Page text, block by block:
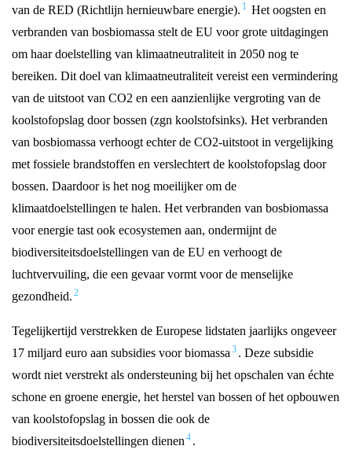
van de RED (Richtlijn hernieuwbare energie). 1 Het oogsten en
verbranden van bosbiomassa stelt de EU voor grote uitdagingen
om haar doelstelling van klimaatneutraliteit in 2050 nog te
bereiken. Dit doel van klimaatneutraliteit vereist een vermindering
van de uitstoot van CO2 en een aanzienlijke vergroting van de
koolstofopslag door bossen (zgn koolstofsinks). Het verbranden
van bosbiomassa verhoogt echter de CO2-uitstoot in vergelijking
met fossiele brandstoffen en verslechtert de koolstofopslag door
bossen. Daardoor is het nog moeilijker om de
klimaatdoelstellingen te halen. Het verbranden van bosbiomassa
voor energie tast ook ecosystemen aan, ondermijnt de
biodiversiteitsdoelstellingen van de EU en verhoogt de
luchtvervuiling, die een gevaar vormt voor de menselijke
gezondheid. 2
Tegelijkertijd verstrekken de Europese lidstaten jaarlijks ongeveer
17 miljard euro aan subsidies voor biomassa 3 . Deze subsidie
wordt niet verstrekt als ondersteuning bij het opschalen van échte
schone en groene energie, het herstel van bossen of het opbouwen
van koolstofopslag in bossen die ook de
biodiversiteitsdoelstellingen dienen 4 .